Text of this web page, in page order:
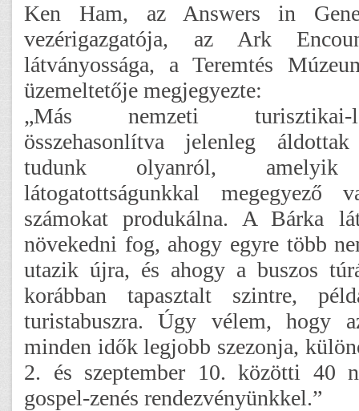
Ken Ham, az Answers in
vezérigazgatója, az Ark
látványossága, a Teremtés
üzemeltetője megjegyezte:
„Más nemzeti turisztikai-
összehasonlítva jelenleg
tudunk olyanról,
látogatottságunkkal megegyező
számokat produkálna. A Bárka
növekedni fog, ahogy egyre több
utazik újra, és ahogy a buszos
korábban tapasztalt szintre,
turistabuszra. Úgy vélem, hogy
minden idők legjobb szezonja,
2. és szeptember 10. közötti 40
gospel-zenés rendezvényünkkel.”